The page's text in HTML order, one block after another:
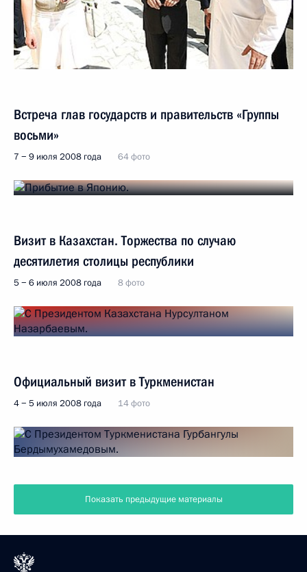
Встреча глав государств и правительств «Группы
восьми»
7 − 9 июля 2008 года 64 фото
Визит в Казахстан. Торжества по случаю
десятилетия столицы республики
5 − 6 июля 2008 года 8 фото
Официальный визит в Туркменистан
4 − 5 июля 2008 года 14 фото
Показать предыдущие материалы